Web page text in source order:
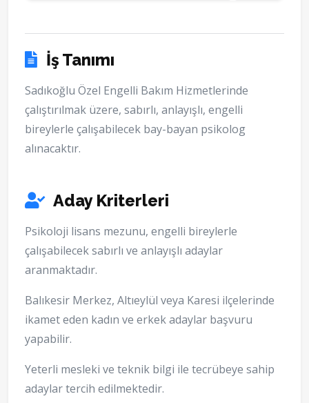
İş Tanımı
Sadıkoğlu Özel Engelli Bakım Hizmetlerinde
çalıştırılmak üzere, sabırlı, anlayışlı, engelli
bireylerle çalışabilecek bay-bayan psikolog
alınacaktır.
Aday Kriterleri
Psikoloji lisans mezunu, engelli bireylerle
çalışabilecek sabırlı ve anlayışlı adaylar
aranmaktadır.
Balıkesir Merkez, Altıeylül veya Karesi ilçelerinde
ikamet eden kadın ve erkek adaylar başvuru
yapabilir.
Yeterli mesleki ve teknik bilgi ile tecrübeye sahip
adaylar tercih edilmektedir.